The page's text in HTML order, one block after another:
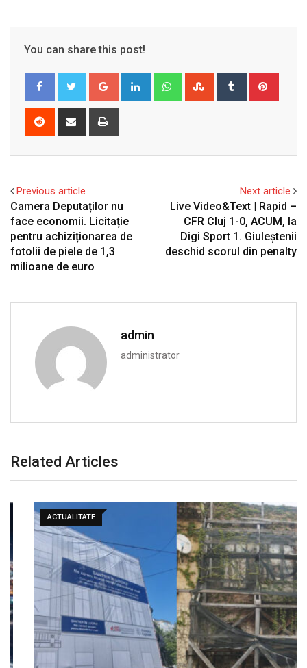
You can share this post!
Google+ LinkedIn WhatsappStumbleUpon
Tumblr
Reddit
Share
Previous article
Camera Deputaților nu
face economii. Licitație
pentru achiziționarea de
fotolii de piele de 1,3
milioane de euro
Next article
Live Video&Text | Rapid –
CFR Cluj 1-0, ACUM, la
Digi Sport 1. Giuleștenii
deschid scorul din penalty
admin
administrator
Related Articles
ACTUALITATE